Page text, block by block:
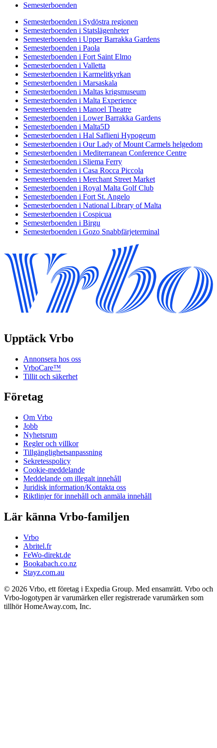
Semesterboenden
Semesterboenden i Sydöstra regionen
Semesterboenden i Statslägenheter
Semesterboenden i Upper Barrakka Gardens
Semesterboenden i Paola
Semesterboenden i Fort Saint Elmo
Semesterboenden i Valletta
Semesterboenden i Karmelitkyrkan
Semesterboenden i Marsaskala
Semesterboenden i Maltas krigsmuseum
Semesterboenden i Malta Experience
Semesterboenden i Manoel Theatre
Semesterboenden i Lower Barrakka Gardens
Semesterboenden i Malta5D
Semesterboenden i Hal Saflieni Hypogeum
Semesterboenden i Our Lady of Mount Carmels helgedom
Semesterboenden i Mediterranean Conference Centre
Semesterboenden i Sliema Ferry
Semesterboenden i Casa Rocca Piccola
Semesterboenden i Merchant Street Market
Semesterboenden i Royal Malta Golf Club
Semesterboenden i Fort St. Angelo
Semesterboenden i National Library of Malta
Semesterboenden i Cospicua
Semesterboenden i Birgu
Semesterboenden i Gozo Snabbfärjeterminal
Upptäck Vrbo
Annonsera hos oss
VrboCare™
Tillit och säkerhet
Företag
Om Vrbo
Jobb
Nyhetsrum
Regler och villkor
Tillgänglighetsanpassning
Sekretesspolicy
Cookie-meddelande
Meddelande om illegalt innehåll
Juridisk information/Kontakta oss
Riktlinjer för innehåll och anmäla innehåll
Lär känna Vrbo-familjen
Vrbo
Abritel.fr
FeWo-direkt.de
Bookabach.co.nz
Stayz.com.au
© 2026 Vrbo, ett företag i Expedia Group. Med ensamrätt. Vrbo och
Vrbo-logotypen är varumärken eller registrerade varumärken som
tillhör HomeAway.com, Inc.